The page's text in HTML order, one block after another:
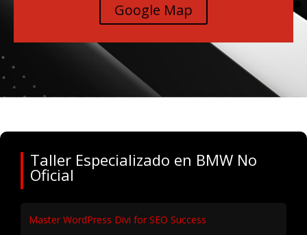
Google Map
Taller Especializado en BMW No
Oficial
Master WordPress Divi for SEO Success